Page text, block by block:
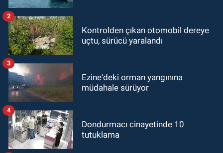
Kontrolden çıkan otomobil dereye
uçtu, sürücü yaralandı
2
Ezine'deki orman yangınına
müdahale sürüyor
3
Dondurmacı cinayetinde 10
tutuklama
4